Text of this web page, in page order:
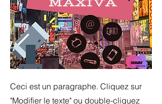
Ceci est un paragraphe. Cliquez sur
"Modifier le texte" ou double-cliquez